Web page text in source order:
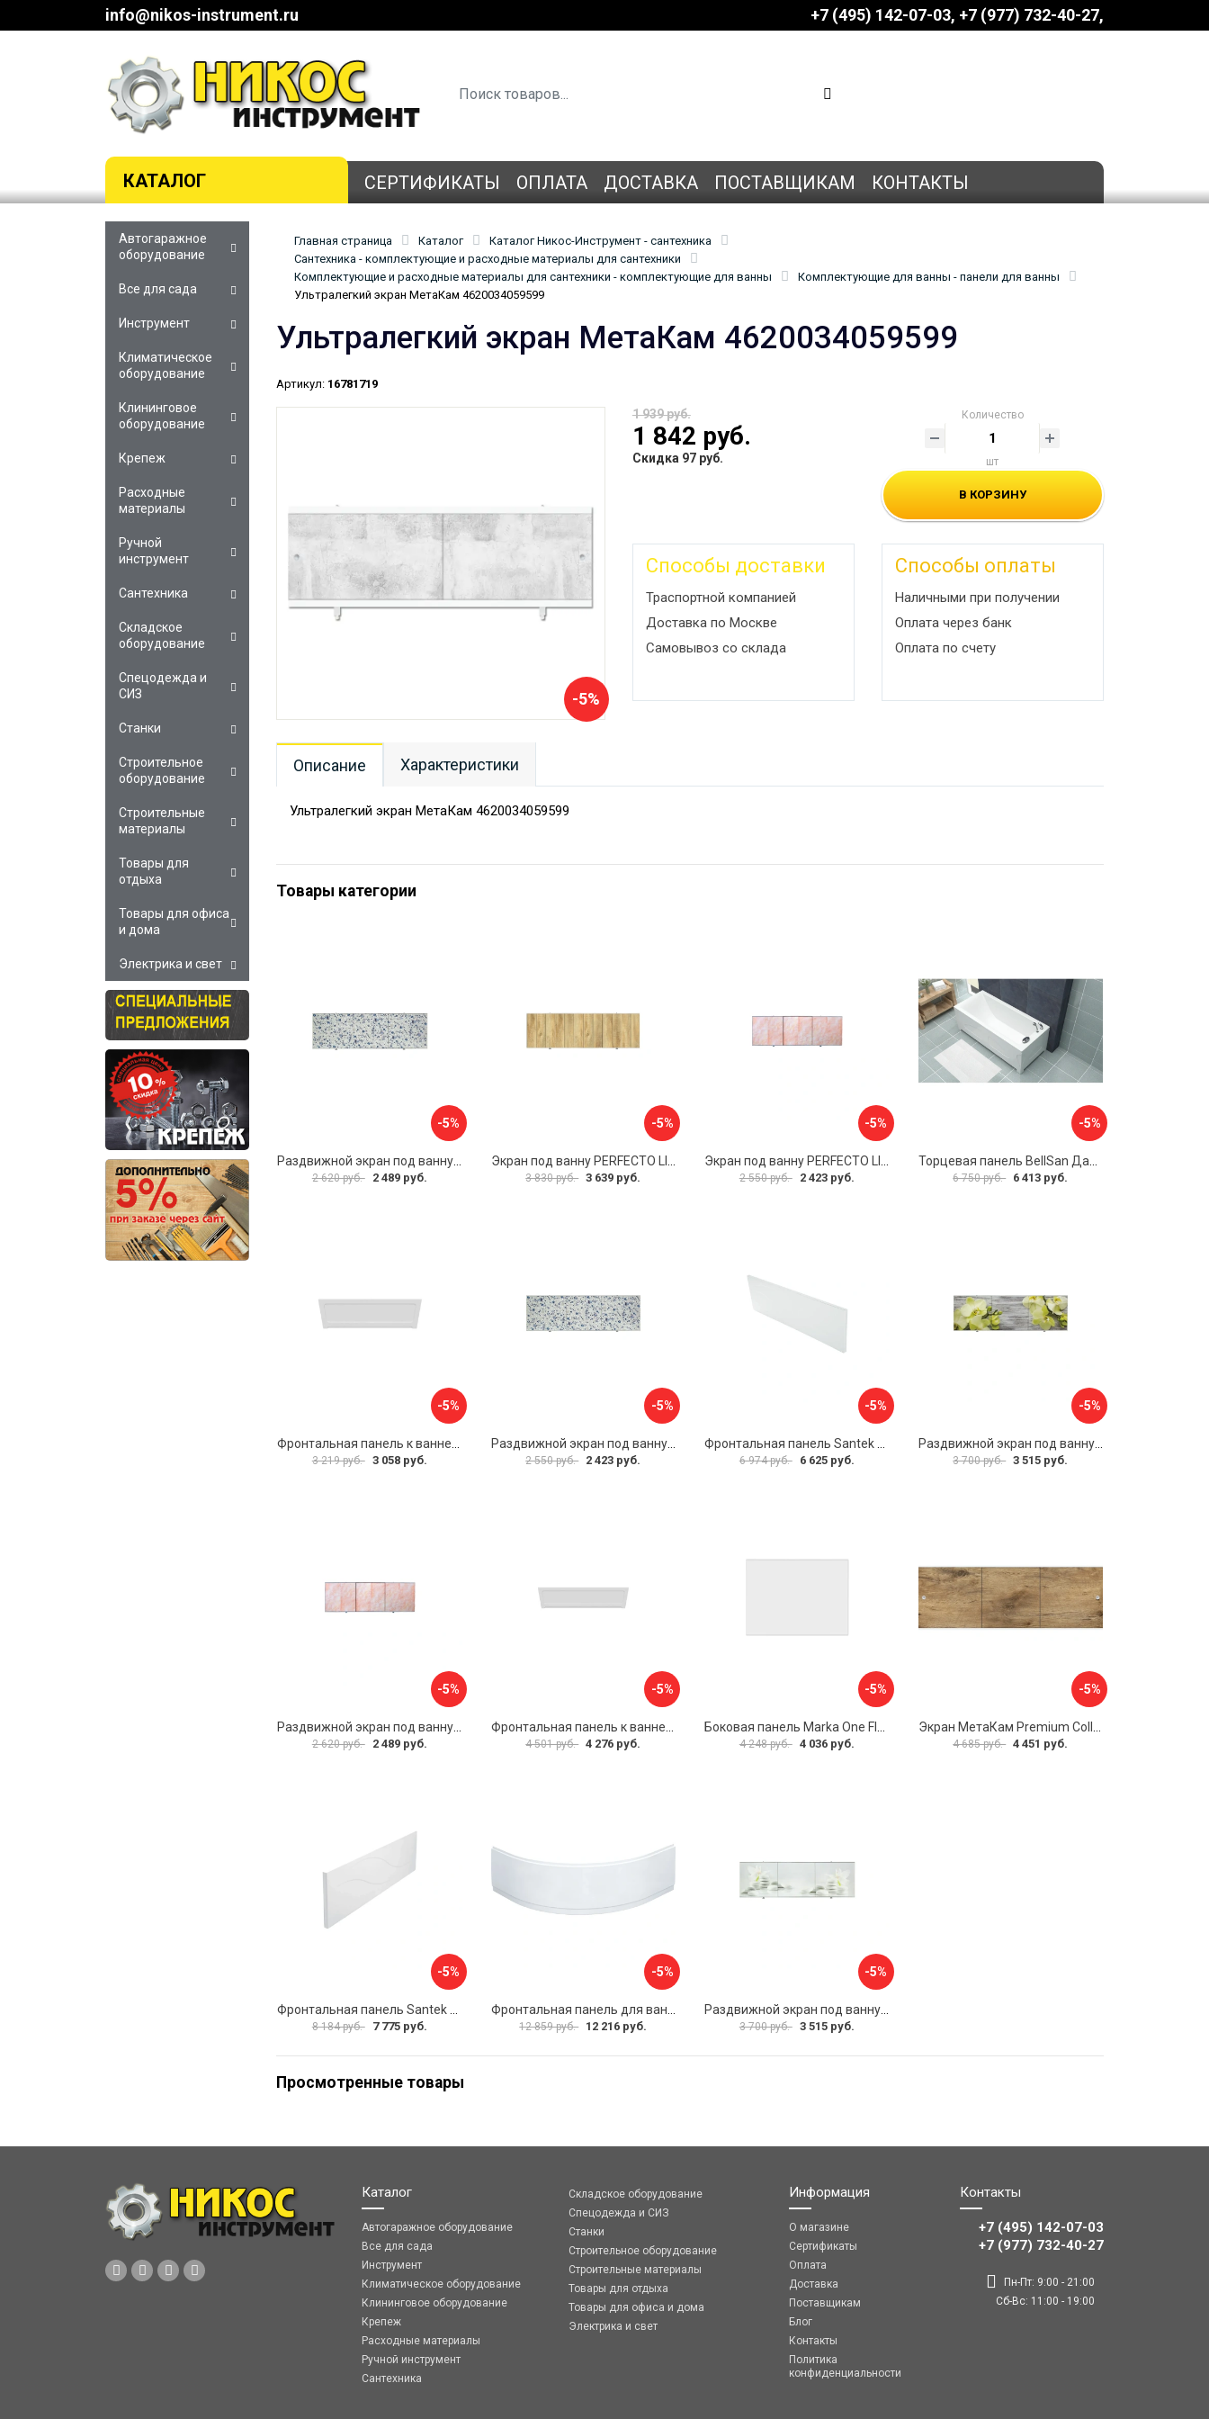
info@nikos-instrument.ru +7 (495) 142-07-03 ‎‎+7 (977) 732-40-27
КАТАЛОГ СЕРТИФИКАТЫ ОПЛАТА ДОСТАВКА ПОСТАВЩИКАМ КОНТАКТЫ
Главная страница Каталог
Каталог Никос-Инструмент - сантехника
Сантехника - комплектующие и расходные материалы для сантехники
Комплектующие и расходные материалы для сантехники - комплектующие для ванны
Комплектующие для ванны - панели для ванны
Ультралегкий экран МетаКам 4620034059599
Ультралегкий экран МетаКам 4620034059599
Артикул: 16781719
-5%
1 939 руб.
1 842 руб.
Скидка 97 руб.
Количество
шт
В КОРЗИНУ
Способы доставки
Траспортной компанией
Доставка по Москве
Самовывоз со склада
Способы оплаты
Наличными при получении
Оплата через банк
Оплата по счету
Описание Характеристики
Ультралегкий экран МетаКам 4620034059599
Товары категории
-5%
2 620 руб. 2 489 руб.
-5%
3 830 руб. 3 639 руб.
-5%
2 550 руб. 2 423 руб.
-5%
6 750 руб. 6 413 руб.
-5%
Фронтальная панель к ванне Мия Aquatek 00000089315
3 219 руб. 3 058 руб.
-5%
Раздвижной экран под ванну PERFECTO LINEA 36-001511
2 550 руб. 2 423 руб.
-5%
Фронтальная панель Santek 1.WH30.2.498 00000067322
6 974 руб. 6 625 руб.
-5%
Раздвижной экран под ванну PERFECTO LINEA 36-031509
3 700 руб. 3 515 руб.
-5%
2 620 руб. 2 489 руб.
-5%
4 501 руб. 4 276 руб.
-5%
4 248 руб. 4 036 руб.
-5%
4 685 руб. 4 451 руб.
-5%
8 184 руб. 7 775 руб.
-5%
12 859 руб. 12 216 руб.
-5%
3 700 руб. 3 515 руб.
Просмотренные товары
Автогаражное
оборудование
Все для сада
Инструмент
Климатическое
оборудование
Клининговое
оборудование
Крепеж
Расходные
материалы
Ручной
инструмент
Сантехника
Складское
оборудование
Спецодежда и
СИЗ
Станки
Строительное
оборудование
Строительные
материалы
Товары для
отдыха
Товары для офиса
и дома
Электрика и свет
Каталог
Автогаражное оборудование
Все для сада
Инструмент
Климатическое оборудование
Клининговое оборудование
Крепеж
Расходные материалы
Ручной инструмент
Сантехника
Складское оборудование
Спецодежда и СИЗ
Станки
Строительное оборудование
Строительные материалы
Товары для отдыха
Товары для офиса и дома
Электрика и свет
Информация
О магазине
Сертификаты
Оплата
Доставка
Поставщикам
Блог
Контакты
Политика
конфиденциальности
Контакты
+7 (495) 142-07-03
‎‎+7 (977) 732-40-27
Пн-Пт: 9:00 - 21:00
Сб-Вс: 11:00 - 19:00